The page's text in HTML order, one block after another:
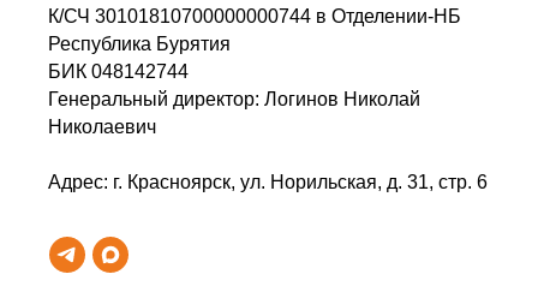
К/СЧ 30101810700000000744 в Отделении-НБ
Республика Бурятия
БИК 048142744
Генеральный директор: Логинов Николай
Николаевич
Адрес: г. Красноярск, ул. Норильская, д. 31, стр. 6